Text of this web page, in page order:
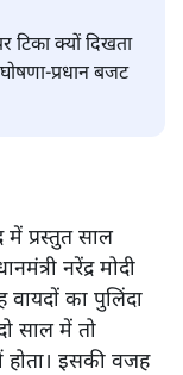
टिका क्यों दिखता
प्रधान बजट
प्रस्तुत साल
नरेंद्र मोदी
वायदों का पुलिंदा
साल में तो
होता। इसकी वजह